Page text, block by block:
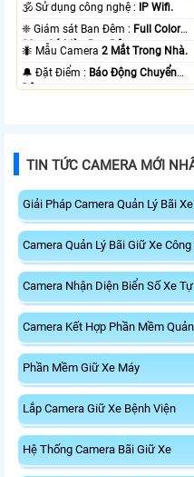
🕉️ Sử dụng công nghệ :
IP Wifi.
❈ Giám sát Ban Đêm : Full Color
20m Có Màu Ban Ðêm.
🐜 Mẫu Camera2 Mắt Trong Nhà.
️🔔 Đặt Điểm : Báo Động Chuyển
Động.
TIN TỨC CAMERA MỚI
Giải Pháp Camera Quản Lý Bãi
Camera Quản Lý Bãi Giữ Xe Công
Camera Nhận Diện Biển Số Xe
Camera Kết Hợp Phần Mềm
Phần Mềm Giữ Xe Máy
Lắp Camera Giữ Xe Bệnh Viện
Hệ Thống Camera Bãi Giữ Xe